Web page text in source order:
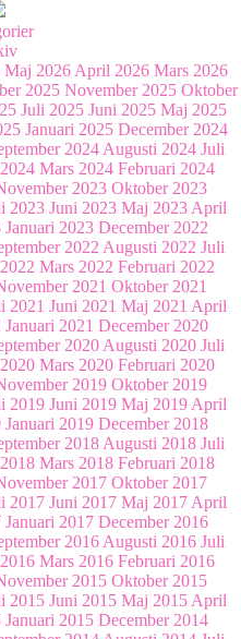
Maj 2026 April 2026 Mars 2026
2025 November 2025 Oktober
Juli 2025 Juni 2025 Maj 2025
Januari 2025 December 2024
2024 Augusti 2024 Juli
Mars 2024 Februari 2024
2023 Oktober 2023
2023 Juni 2023 Maj 2023 April
Januari 2023 December 2022
2022 Augusti 2022 Juli
Mars 2022 Februari 2022
2021 Oktober 2021
2021 Juni 2021 Maj 2021 April
Januari 2021 December 2020
2020 Augusti 2020 Juli
Mars 2020 Februari 2020
2019 Oktober 2019
2019 Juni 2019 Maj 2019 April
Januari 2019 December 2018
2018 Augusti 2018 Juli
Mars 2018 Februari 2018
2017 Oktober 2017
2017 Juni 2017 Maj 2017 April
Januari 2017 December 2016
2016 Augusti 2016 Juli
Mars 2016 Februari 2016
2015 Oktober 2015
2015 Juni 2015 Maj 2015 April
Januari 2015 December 2014